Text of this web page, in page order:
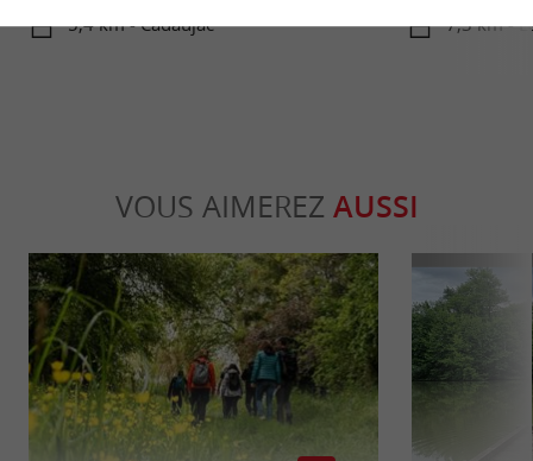
5,4 km - Cadaujac 7,3 km -
VOUS AIMEREZ AUSSI